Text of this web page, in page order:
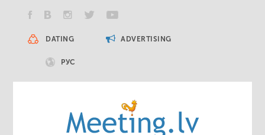
DATING ADVERTISING
РУС